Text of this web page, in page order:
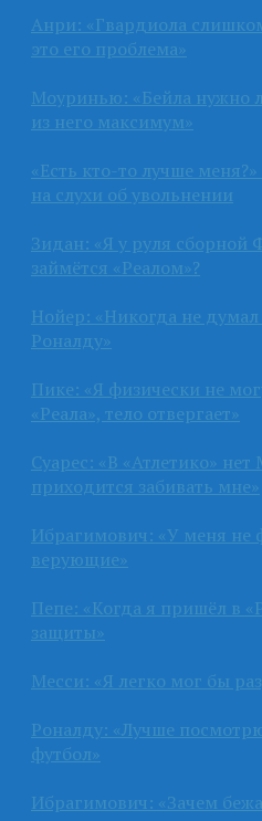
Анри: «Гвардиола
это его проблема»
Моуринью: «Бейла нужно
из него максимум»
«Есть кто-то лучше
на слухи об увольнении
Зидан: «Я у руля сборной
займётся «Реалом»?
Нойер: «Никогда не думал
Роналду»
Пике: «Я физически не
«Реала», тело отвергает»
Суарес: «В «Атлетико»
приходится забивать мне»
Ибрагимович: «У меня не
верующие»
Пепе: «Когда я пришёл в
защиты»
Месси: «Я легко мог бы
Роналду: «Лучше
футбол»
Ибрагимович: «Зачем